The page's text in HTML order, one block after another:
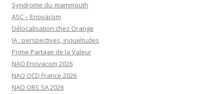
Syndrome du mammouth
ASC – Enovacom
Délocalisation chez Orange
IA : perspectives, inquiétudes
Prime Partage de la Valeur
NAO Enovacom 2026
NAO OCD France 2026
NAO OBS SA 2026